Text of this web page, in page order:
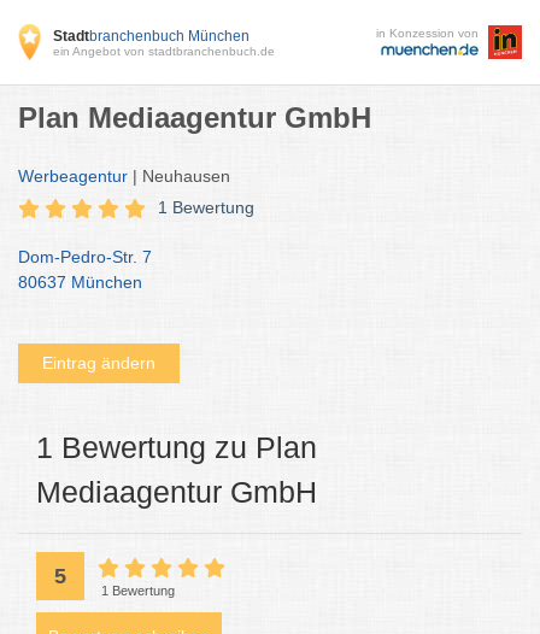
Stadtbranchenbuch München
ein Angebot von stadtbranchenbuch.de
in Konzession von
Plan Mediaagentur GmbH
Werbeagentur | Neuhausen
1 Bewertung
Dom-Pedro-Str. 7
80637 München
Eintrag ändern
1 Bewertung zu Plan
Mediaagentur GmbH
5
1 Bewertung